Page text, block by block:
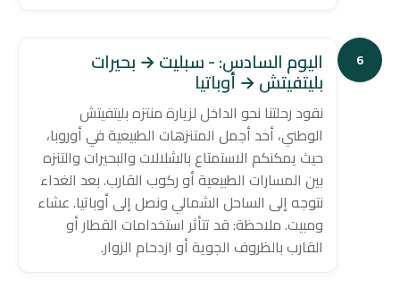
6 اليوم السادس: - سبليت → بحيرات
بليتفيتش → أوباتيا
نقود رحلتنا نحو الداخل لزيارة منتزه بليتفيتش
الوطني، أحد أجمل المتنزهات الطبيعية في أوروبا،
حيث يمكنكم الاستمتاع بالشلالات والبحيرات والتنزه
بين المسارات الطبيعية أو ركوب القارب. بعد الغداء
نتوجه إلى الساحل الشمالي ونصل إلى أوباتيا. عشاء
ومبيت. ملاحظة: قد تتأثر استخدامات القطار أو
القارب بالظروف الجوية أو ازدحام الزوار.